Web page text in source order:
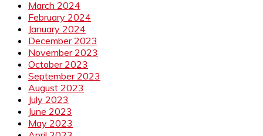
March 2024
February 2024
January 2024
December 2023
November 2023
October 2023
September 2023
August 2023
July 2023
June 2023
May 2023